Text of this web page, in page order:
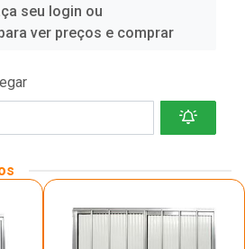
seu login ou
ver preços e comprar